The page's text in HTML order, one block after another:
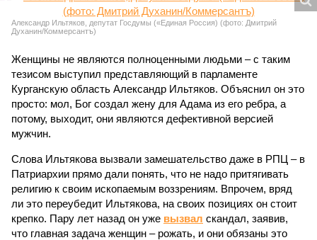
Александр Ильтяков, депутат Госдумы («Единая Россия) (фото: Дмитрий
Духанин/Коммерсантъ)
Женщины не являются полноценными людьми – с таким
тезисом выступил представляющий в парламенте
Курганскую область Александр Ильтяков. Объяснил он это
просто: мол, Бог создал жену для Адама из его ребра, а
потому, выходит, они являются дефективной версией
мужчин.
Слова Ильтякова вызвали замешательство даже в РПЦ – в
Патриархии прямо дали понять, что не надо притягивать
религию к своим ископаемым воззрениям. Впрочем, вряд
ли это переубедит Ильтякова, на своих позициях он стоит
крепко. Пару лет назад он уже вызвал скандал, заявив,
что главная задача женщин – рожать, и они обязаны это